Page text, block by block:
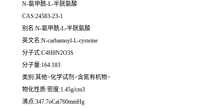
N-氨甲酰-L-半胱氨酸
CAS:24583-23-1
别名:N-氨甲酰-L-半胱氨酸
英文名:N-carbamoyl-L-cysteine
分子式:C4H8N2O3S
分子量:164.183
类别:其他>化学试剂>含氮有机物>
物化性质:密度:1.45g/cm3
沸点:347.7oCat760mmHg